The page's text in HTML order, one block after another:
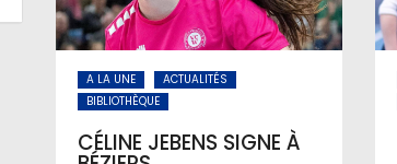
A LA UNE
ACTUALITÉS
BIBLIOTHÈQUE
CÉLINE JEBENS SIGNE À